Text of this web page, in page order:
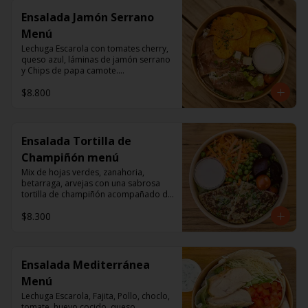
Ensalada Jamón Serrano
Menú
Lechuga Escarola con tomates cherry,
queso azul, láminas de jamón serrano
y Chips de papa camote.
$8.800
Ensalada Tortilla de
Champiñón menú
Mix de hojas verdes, zanahoria,
betarraga, arvejas con una sabrosa
tortilla de champiñón acompañado de
limón, sal, cúrcuma, comino y
$8.300
Ensalada Mediterránea
Menú
Lechuga Escarola, Fajita, Pollo, choclo,